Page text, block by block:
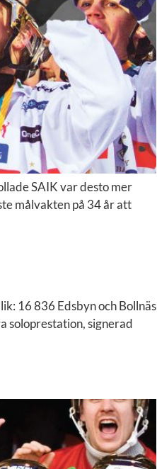
SAIK var desto mer
målvakten på 34 år att
16 836 Edsbyn och Bollnäs
soloprestation, signerad